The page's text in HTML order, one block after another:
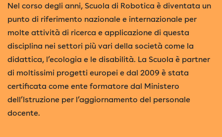
Nel corso degli anni, Scuola di Robotica è diventata un
punto di riferimento nazionale e internazionale per
molte attività di ricerca e applicazione di questa
disciplina nei settori più vari della società come la
didattica, l’ecologia e le disabilità. La Scuola è partner
di moltissimi progetti europei e dal 2009 è stata
certificata come ente formatore dal Ministero
dell’Istruzione per l’aggiornamento del personale
docente.